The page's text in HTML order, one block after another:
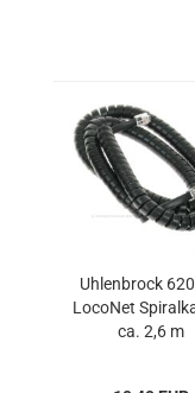
Uhlenbrock
LocoNet
ca. 2,6 m